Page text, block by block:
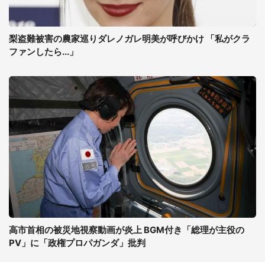
梨盗難被害の農家巡りダレノガレ明美が呼びかけ 「私がクラ
ファンしたら...」
高市首相の被災地視察動画が炎上 BGM付き「総理が主役の
PV」に「政権プロパガンダ」批判